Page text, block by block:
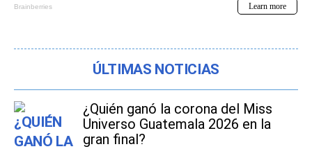
ÚLTIMAS NOTICIAS
¿Quién ganó la corona del Miss
Universo Guatemala 2026 en la
gran final?